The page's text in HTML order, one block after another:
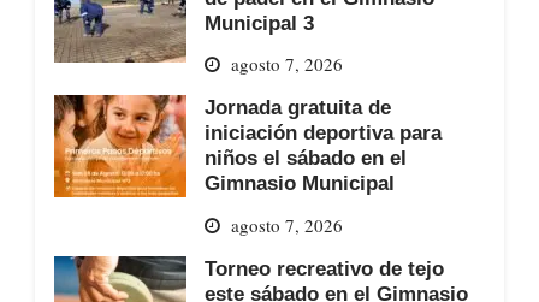
Municipal 3
agosto 7, 2026
Jornada gratuita de
iniciación deportiva para
niños el sábado en el
Gimnasio Municipal
agosto 7, 2026
Torneo recreativo de tejo
este sábado en el Gimnasio